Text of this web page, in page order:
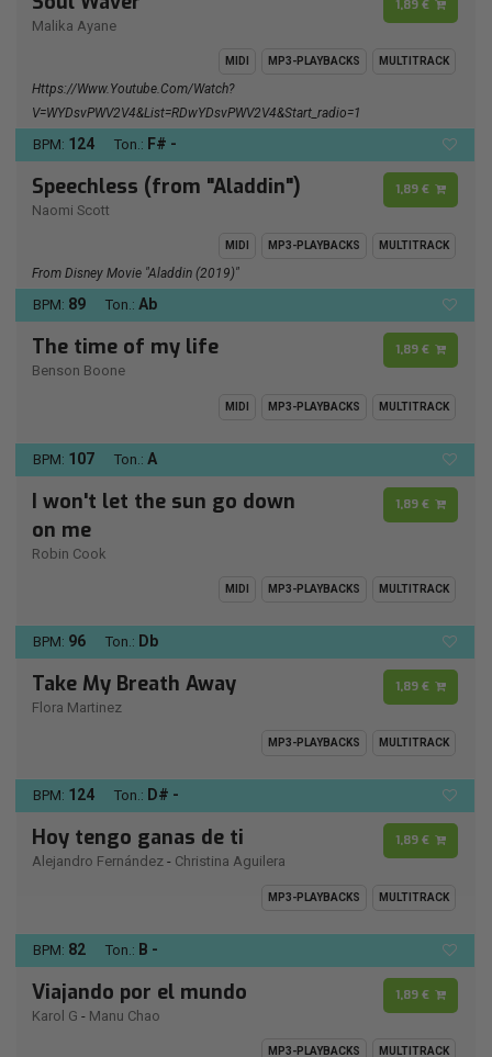
Malika Ayane
1,89 €
MIDI MP3-PLAYBACKS MULTITRACK
Https://www.youtube.com/watch?
V=wYDsvPWV2V4&list=RDwYDsvPWV2V4&start_radio=1
BPM: 124 Ton.: F# -
Speechless (from "Aladdin")
Naomi Scott
1,89 €
MIDI MP3-PLAYBACKS MULTITRACK
From Disney Movie "Aladdin (2019)"
BPM: 89 Ton.: Ab
The time of my life
Benson Boone
1,89 €
MIDI MP3-PLAYBACKS MULTITRACK
BPM: 107 Ton.: A
I won't let the sun go down
on me
Robin Cook
1,89 €
MIDI MP3-PLAYBACKS MULTITRACK
BPM: 96 Ton.: Db
Take My Breath Away
Flora Martinez
1,89 €
MP3-PLAYBACKS MULTITRACK
BPM: 124 Ton.: D# -
Hoy tengo ganas de ti
Alejandro Fernández - Christina Aguilera
1,89 €
MP3-PLAYBACKS MULTITRACK
BPM: 82 Ton.: B -
Viajando por el mundo
Karol G - Manu Chao
1,89 €
MP3-PLAYBACKS MULTITRACK